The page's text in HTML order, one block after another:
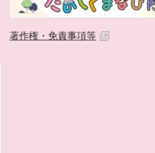
著作権・免責事項等